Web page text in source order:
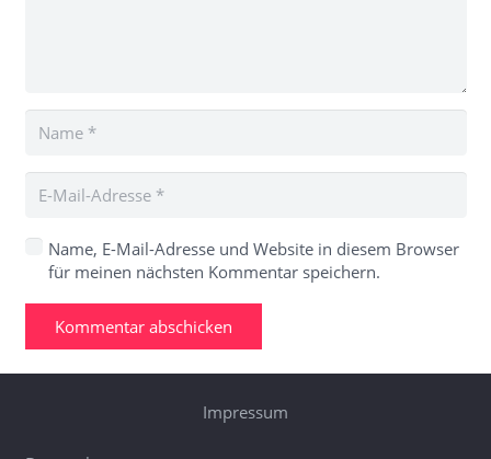
Name, E-Mail-Adresse und Website in diesem Browser
für meinen nächsten Kommentar speichern.
Kommentar abschicken
Impressum